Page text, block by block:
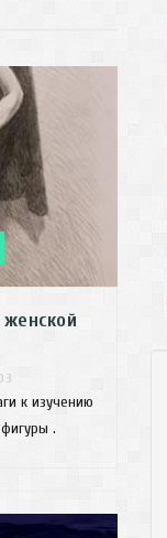
к изучению
.